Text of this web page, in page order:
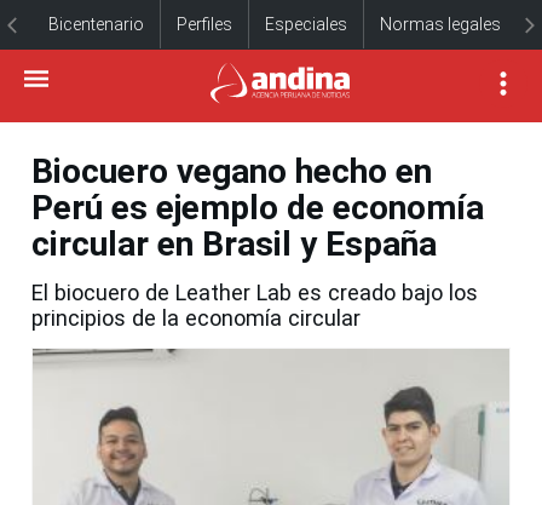
Bicentenario Perfiles Especiales Normas legales
Biocuero vegano hecho en
Perú es ejemplo de economía
circular en Brasil y España
El biocuero de Leather Lab es creado bajo los
principios de la economía circular